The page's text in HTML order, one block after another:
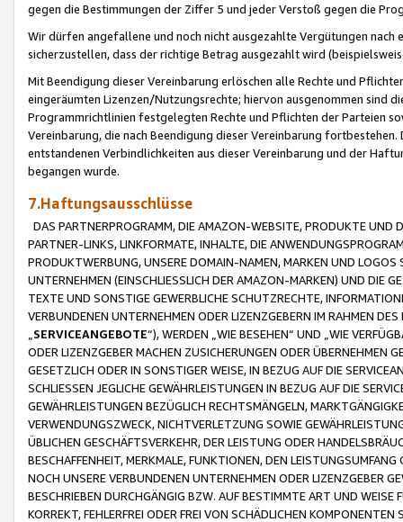
gegen die Bestimmungen der Ziffer 5 und jeder Verstoß gegen die
Wir dürfen angefallene und noch nicht ausgezahlte Vergütungen
sicherzustellen, dass der richtige Betrag ausgezahlt wird
Mit Beendigung dieser Vereinbarung erlöschen alle Rechte und
eingeräumten Lizenzen/Nutzungsrechte; hiervon ausgenommen sind
Programmrichtlinien festgelegten Rechte und Pflichten der Parteien
Vereinbarung, die nach Beendigung dieser Vereinbarung
entstandenen Verbindlichkeiten aus dieser Vereinbarung und der
begangen wurde.
7.Haftungsausschlüsse
DAS PARTNERPROGRAMM, DIE AMAZON-WEBSITE, PRODUKTE UND
PARTNER-LINKS, LINKFORMATE, INHALTE, DIE
PRODUKTWERBUNG, UNSERE DOMAIN-NAMEN, MARKEN UND
UNTERNEHMEN (EINSCHLIESSLICH DER AMAZON-MARKEN) UND DIE
TEXTE UND SONSTIGE GEWERBLICHE SCHUTZRECHTE,
VERBUNDENEN UNTERNEHMEN ODER LIZENZGEBERN IM RAHMEN
SERVICEANGEBOTE“), WERDEN „WIE BESEHEN“ UND „WIE
ODER LIZENZGEBER MACHEN ZUSICHERUNGEN ODER ÜBERNEHMEN
GESETZLICH ODER IN SONSTIGER WEISE, IN BEZUG AUF DIE
SCHLIESSEN JEGLICHE GEWÄHRLEISTUNGEN IN BEZUG AUF DIE
GEWÄHRLEISTUNGEN BEZÜGLICH RECHTSMÄNGELN,
VERWENDUNGSZWECK, NICHTVERLETZUNG SOWIE
ÜBLICHEN GESCHÄFTSVERKEHR, DER LEISTUNG ODER
BESCHAFFENHEIT, MERKMALE, FUNKTIONEN, DEN
NOCH UNSERE VERBUNDENEN UNTERNEHMEN ODER LIZENZGEBER
BESCHRIEBEN DURCHGÄNGIG BZW. AUF BESTIMMTE ART UND
KORREKT, FEHLERFREI ODER FREI VON SCHÄDLICHEN